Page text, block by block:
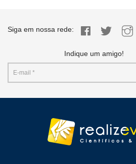
Siga em nossa rede:
Indique um amigo!